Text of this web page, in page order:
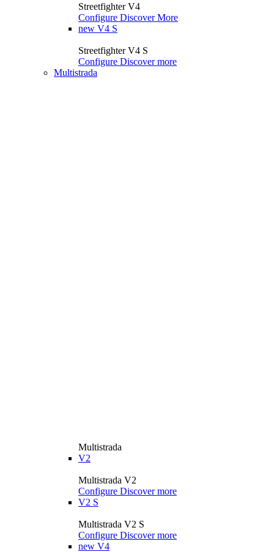
Streetfighter V4
Configure Discover More
new V4 S
Streetfighter V4 S
Configure Discover more
Multistrada
Multistrada
V2
Multistrada V2
Configure Discover more
V2 S
Multistrada V2 S
Configure Discover more
new V4